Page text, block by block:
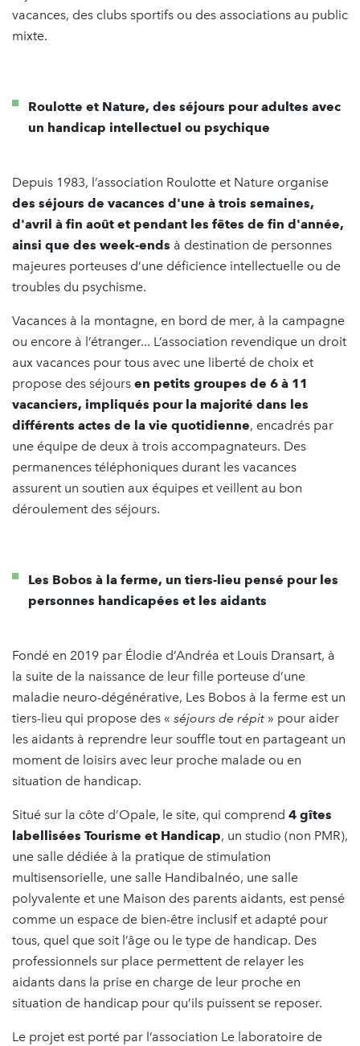
vacances, des clubs sportifs ou des associations au public
mixte.
Roulotte et Nature, des séjours pour adultes avec
un handicap intellectuel ou psychique
Depuis 1983, l’association Roulotte et Nature organise
des séjours de vacances d'une à trois semaines,
d'avril à fin août et pendant les fêtes de fin d'année,
ainsi que des week-ends à destination de personnes
majeures porteuses d’une déficience intellectuelle ou de
troubles du psychisme.
Vacances à la montagne, en bord de mer, à la campagne
ou encore à l’étranger... L’association revendique un droit
aux vacances pour tous avec une liberté de choix et
propose des séjours en petits groupes de 6 à 11
vacanciers, impliqués pour la majorité dans les
différents actes de la vie quotidienne, encadrés par
une équipe de deux à trois accompagnateurs. Des
permanences téléphoniques durant les vacances
assurent un soutien aux équipes et veillent au bon
déroulement des séjours.
Les Bobos à la ferme, un tiers-lieu pensé pour les
personnes handicapées et les aidants
Fondé en 2019 par Élodie d’Andréa et Louis Dransart, à
la suite de la naissance de leur fille porteuse d’une
maladie neuro-dégénérative, Les Bobos à la ferme est un
tiers-lieu qui propose des « séjours de répit » pour aider
les aidants à reprendre leur souffle tout en partageant un
moment de loisirs avec leur proche malade ou en
situation de handicap.
Situé sur la côte d’Opale, le site, qui comprend 4 gîtes
labellisées Tourisme et Handicap, un studio (non PMR),
une salle dédiée à la pratique de stimulation
multisensorielle, une salle Handibalnéo, une salle
polyvalente et une Maison des parents aidants, est pensé
comme un espace de bien-être inclusif et adapté pour
tous, quel que soit l’âge ou le type de handicap. Des
professionnels sur place permettent de relayer les
aidants dans la prise en charge de leur proche en
situation de handicap pour qu’ils puissent se reposer.
Le projet est porté par l’association Le laboratoire de